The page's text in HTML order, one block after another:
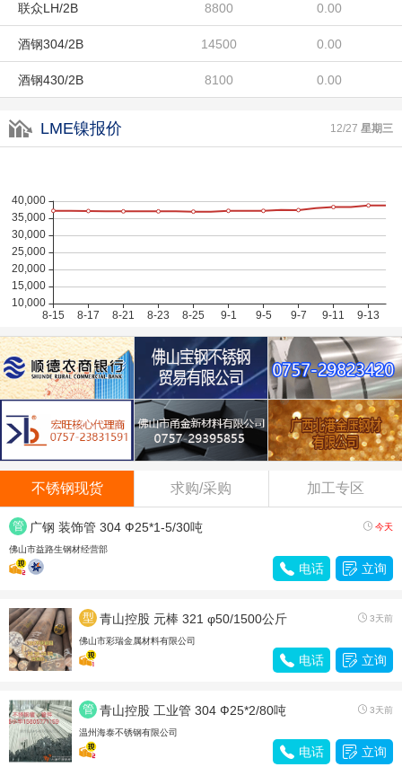
联众LH/2B 8800 0.00
酒钢304/2B 14500 0.00
酒钢430/2B 8100 0.00
宏旺201/2B 9100 0.00
酒钢304/2B 14500 0.00
LME镍报价 12/27 星期三
不锈钢现货 求购/采购 加工专区
管
材
广钢 装饰管 304 Ф25*1-5/30吨  今天
佛山市益路生钢材经营部
 电话  立询
型
材
青山控股 元棒 321 φ50/1500公斤  3天前
佛山市彩瑞金属材料有限公司
 电话  立询
管
材
青山控股 工业管 304 Ф25*2/80吨  3天前
温州海泰不锈钢有限公司
 电话  立询